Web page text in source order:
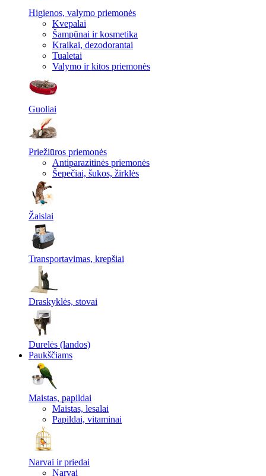
Higienos, valymo priemonės
Kvepalai
Šampūnai ir kosmetika
Kraikai, dezodorantai
Tualetai
Valymo ir kitos priemonės
Guoliai
Priežiūros priemonės
Antiparazitinės priemonės
Šepečiai, šukos, žirklės
Žaislai
Transportavimas, krepšiai
Draskyklės, stovai
Durelės (landos)
Paukščiams
Maistas, papildai
Maistas, lesalai
Papildai, vitaminai
Narvai ir priedai
Narvai